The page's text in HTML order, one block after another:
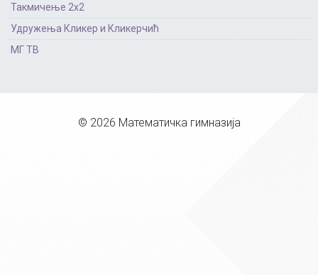
Такмичење 2х2
Удружења Кликер и Кликерчић
МГ ТВ
© 2026 Математичка гимназија